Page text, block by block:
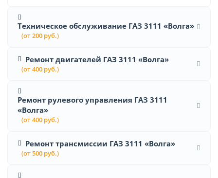
Техническое обслуживание ГАЗ 3111 «Волга»
(от 200 руб.)
Ремонт двигателей ГАЗ 3111 «Волга»
(от 400 руб.)
Ремонт рулевого управления ГАЗ 3111
«Волга»
(от 400 руб.)
Ремонт трансмиссии ГАЗ 3111 «Волга»
(от 500 руб.)